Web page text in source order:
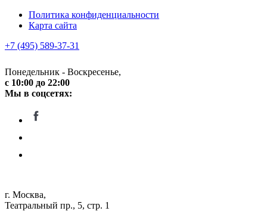
Политика конфиденциальности
Карта сайта
+7 (495) 589-37-31
Понедельник - Воскресенье,
c 10:00 до 22:00
Мы в соцсетях:
г. Москва,
Театральный пр., 5, стр. 1